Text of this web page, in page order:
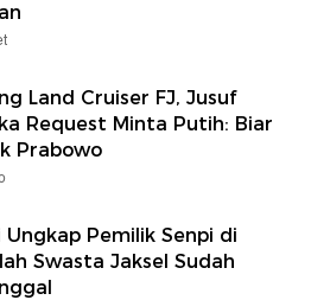
Land Cruiser FJ, Jusuf
Request Minta Putih: Biar
Prabowo
Ungkap Pemilik Senpi di
Swasta Jaksel Sudah